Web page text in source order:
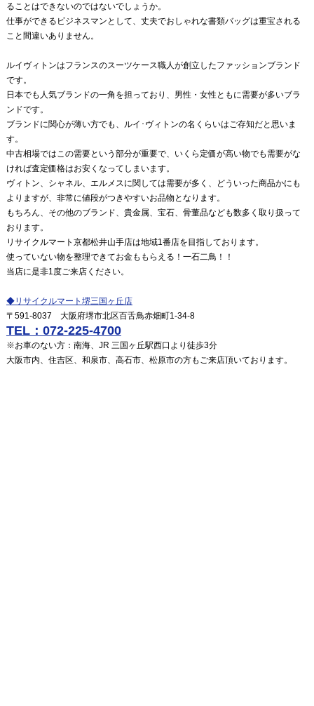
ることはできないのではないでしょうか。
仕事ができるビジネスマンとして、丈夫でおしゃれな書類バッグは重宝される
こと間違いありません。
ルイヴィトンはフランスのスーツケース職人が創立したファッションブランド
です。
日本でも人気ブランドの一角を担っており、男性・女性ともに需要が多いブラ
ンドです。
ブランドに関心が薄い方でも、ルイ･ヴィトンの名くらいはご存知だと思いま
す。
中古相場ではこの需要という部分が重要で、いくら定価が高い物でも需要がな
ければ査定価格はお安くなってしまいます。
ヴィトン、シャネル、エルメスに関しては需要が多く、どういった商品かにも
よりますが、非常に値段がつきやすいお品物となります。
もちろん、その他のブランド、貴金属、宝石、骨董品なども数多く取り扱って
おります。
リサイクルマート京都松井山手店は地域1番店を目指しております。
使っていない物を整理できてお金ももらえる！一石二鳥！！
当店に是非1度ご来店ください。
◆リサイクルマート堺三国ヶ丘店
〒591-8037 大阪府堺市北区百舌鳥赤畑町1-34-8
TEL：072-225-4700
※お車のない方：南海、JR 三国ヶ丘駅西口より徒歩3分
大阪市内、住吉区、和泉市、高石市、松原市の方もご来店頂いております。